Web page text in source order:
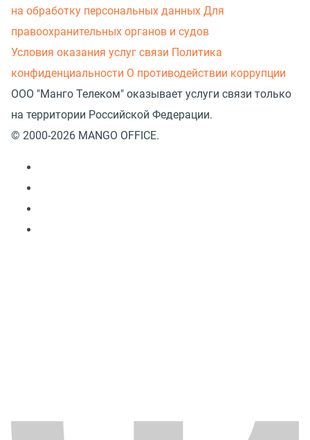
на обработку персональных данных Для
правоохранительных органов и судов
Условия оказания услуг связи Политика
конфиденциальности О противодействии коррупции
ООО "Манго Телеком" оказывает услуги связи только
на территории Российской Федерации.
© 2000-2026 MANGO OFFICE.